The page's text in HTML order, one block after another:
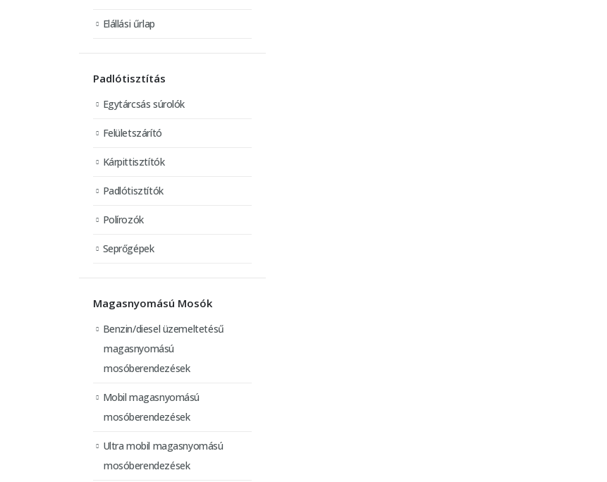
Elállási űrlap
Padlótisztítás
Egytárcsás súrolók
Felületszárító
Kárpittisztítók
Padlótisztítók
Polírozók
Seprőgépek
Magasnyomású Mosók
Benzin/diesel üzemeltetésű
magasnyomású
mosóberendezések
Mobil magasnyomású
mosóberendezések
Ultra mobil magasnyomású
mosóberendezések